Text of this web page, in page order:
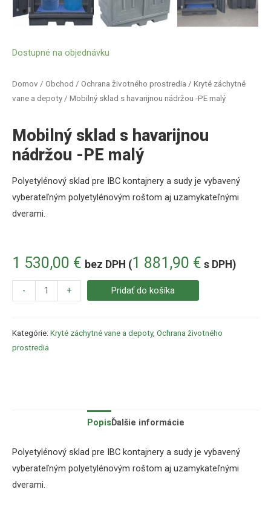
Domov / Obchod / Ochrana životného prostredia / Kryté záchytné
vane a depoty / Mobilný sklad s havarijnou nádržou -PE malý
Mobilný sklad s havarijnou
nádržou -PE malý
1 530,00 € bez DPH (1 881,90 € s DPH)
Polyetylénový sklad pre IBC kontajnery a sudy je vybavený
vyberateľným polyetylénovým roštom aj uzamykateľnými
dverami.
Dostupné na objednávku
- + Pridať do košíka
Kategórie: Kryté záchytné vane a depoty, Ochrana životného
prostredia
PopisĎalšie informácie
Polyetylénový sklad pre IBC kontajnery a sudy je vybavený
vyberateľným polyetylénovým roštom aj uzamykateľnými
dverami.